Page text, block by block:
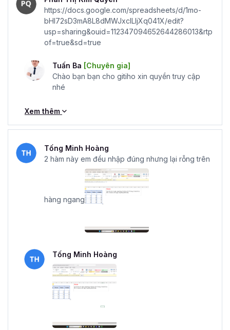
https://docs.google.com/spreadsheets/d/1mo-
bHI72sD3mA8L8dMWJxclLIjXq041X/edit?
usp=sharing&ouid=112347094652644286013&rtp
of=true&sd=true
Tuấn Ba [Chuyên gia]
Chào bạn bạn cho gitiho xin quyền truy cập
nhé
Xem thêm
Tống Minh Hoàng
2 hàm này em đều nhập đúng nhưng lại rỗng trên
hàng ngang
Tống Minh Hoàng